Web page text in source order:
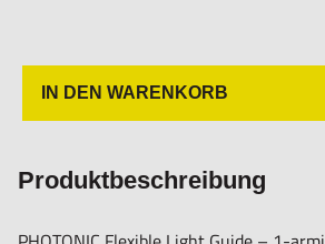
verlies van lichtkwaliteit.
Belangrijkste kenmerken:
- 1-armige flexibele lichtgeleider –
positioneren zonder dat de vorm
- Actieve diameter van 5 mm voor
IN DEN WARENKORB
Produktbeschreibung